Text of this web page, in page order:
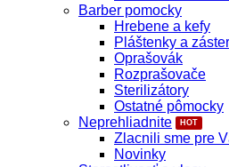
Barber pomocky
Hrebene a kefy
Pláštenky a
Oprašovák
Rozprašovače
Sterilizátory
Ostatné pômocky
Neprehliadnite
Zlacnili sme pre
Novinky